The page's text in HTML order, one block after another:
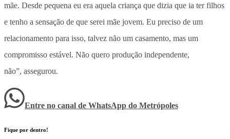
mãe. Desde pequena eu era aquela criança que dizia que ia ter filhos
e tenho a sensação de que serei mãe jovem. Eu preciso de um
relacionamento para isso, talvez não um casamento, mas um
compromisso estável. Não quero produção independente,
não”, assegurou.
Entre no canal de WhatsApp do Metrópoles
Fique por dentro!